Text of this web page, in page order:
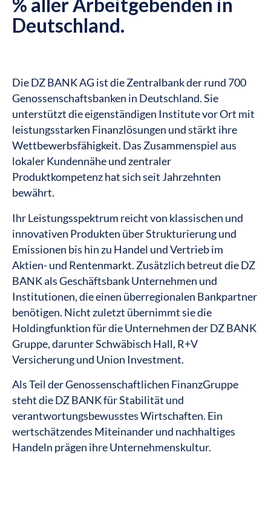
% aller Arbeitgebenden in
Deutschland.
Die DZ BANK AG ist die Zentralbank der rund 700
Genossenschaftsbanken in Deutschland. Sie
unterstützt die eigenständigen Institute vor Ort mit
leistungsstarken Finanzlösungen und stärkt ihre
Wettbewerbsfähigkeit. Das Zusammenspiel aus
lokaler Kundennähe und zentraler
Produktkompetenz hat sich seit Jahrzehnten
bewährt.
Ihr Leistungsspektrum reicht von klassischen und
innovativen Produkten über Strukturierung und
Emissionen bis hin zu Handel und Vertrieb im
Aktien- und Rentenmarkt. Zusätzlich betreut die DZ
BANK als Geschäftsbank Unternehmen und
Institutionen, die einen überregionalen Bankpartner
benötigen. Nicht zuletzt übernimmt sie die
Holdingfunktion für die Unternehmen der DZ BANK
Gruppe, darunter Schwäbisch Hall, R+V
Versicherung und Union Investment.
Als Teil der Genossenschaftlichen FinanzGruppe
steht die DZ BANK für Stabilität und
verantwortungsbewusstes Wirtschaften. Ein
wertschätzendes Miteinander und nachhaltiges
Handeln prägen ihre Unternehmenskultur.